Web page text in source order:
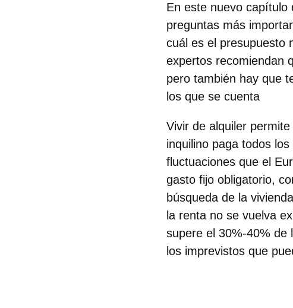
En este nuevo capítulo
preguntas más
cuál es el presupuesto
expertos recomiendan
pero también hay que
los que se cuenta
Vivir de alquiler
inquilino paga todos
fluctuaciones que el
gasto fijo obligatorio,
búsqueda de la vivienda
la renta no se vuelva
supere el 30%-40%
los imprevistos que